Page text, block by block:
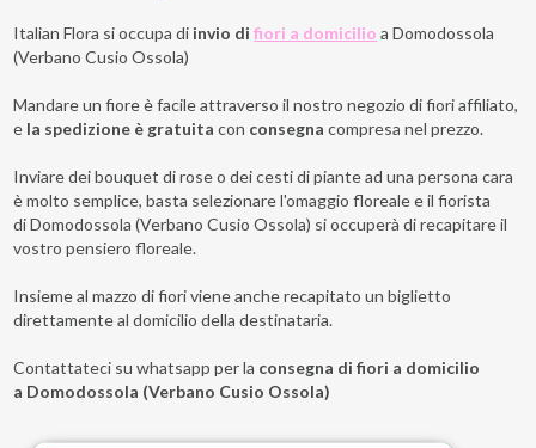
Italian Flora si occupa di invio difiori a domicilio a Domodossola
(Verbano Cusio Ossola)
Mandare un fiore è facile attraverso il nostro negozio di fiori affiliato,
e la spedizione è gratuita con consegna compresa nel prezzo.
Inviare dei bouquet di rose o dei cesti di piante ad una persona cara
è molto semplice, basta selezionare l'omaggio floreale e il fiorista
di Domodossola (Verbano Cusio Ossola) si occuperà di recapitare il
vostro pensiero floreale.
Insieme al mazzo di fiori viene anche recapitato un biglietto
direttamente al domicilio della destinataria.
Contattateci su whatsapp per la consegna di fiori a domicilio
a Domodossola (Verbano Cusio Ossola)